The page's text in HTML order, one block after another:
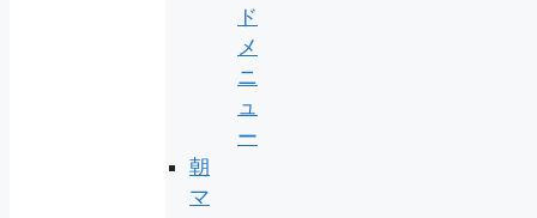
ド
メ
ニ
ュ
ー
朝
マ